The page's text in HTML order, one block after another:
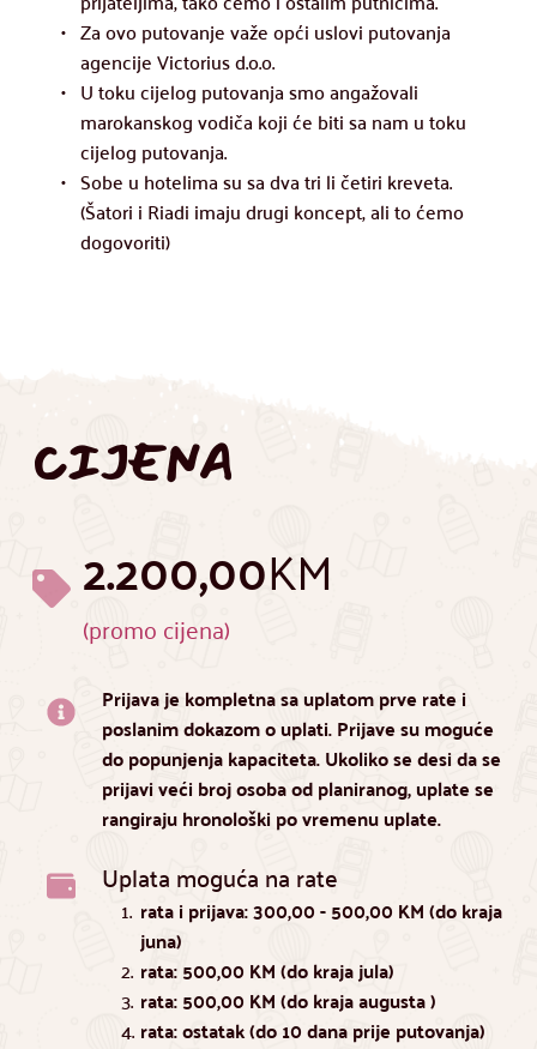
Za ovo putovanje važe opći uslovi putovanja
agencije Victorius d.o.o.
U toku cijelog putovanja smo angažovali
marokanskog vodiča koji će biti sa nam u toku
cijelog putovanja.
Sobe u hotelima su sa dva tri li četiri kreveta.
(Šatori i Riadi imaju drugi koncept, ali to ćemo
dogovoriti)
CIJENA
2.200,00KM
(promo cijena)
Prijava je kompletna sa uplatom prve rate i
poslanim dokazom o uplati. Prijave su moguće
do popunjenja kapaciteta. Ukoliko se desi da se
prijavi veći broj osoba od planiranog, uplate se
rangiraju hronološki po vremenu uplate.
Uplata moguća na rate
rata i prijava: 300,00 - 500,00 KM (do kraja
juna)
rata: 500,00 KM (do kraja jula)
rata: 500,00 KM (do kraja augusta )
rata: ostatak (do 10 dana prije putovanja)